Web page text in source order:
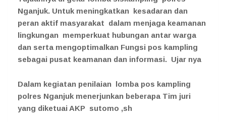
Nganjuk. Untuk meningkatkan kesadaran dan
peran aktif masyarakat dalam menjaga keamanan
lingkungan memperkuat hubungan antar warga
dan serta mengoptimalkan Fungsi pos kampling
sebagai pusat keamanan dan informasi. Ujar nya
Dalam kegiatan penilaian lomba pos kampling
polres Nganjuk menerjunkan beberapa Tim juri
yang diketuai AKP sutomo ,sh